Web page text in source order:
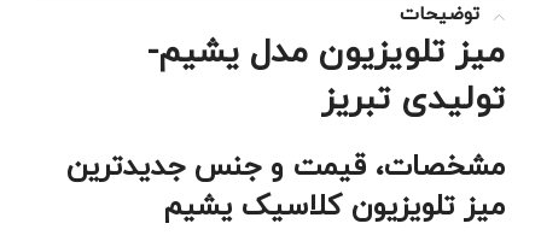
توضیحات
میز تلویزیون مدل یشیم-
تولیدی تبریز
مشخصات، قیمت و جنس جدیدترین
میز تلویزیون کلاسیک یشیم